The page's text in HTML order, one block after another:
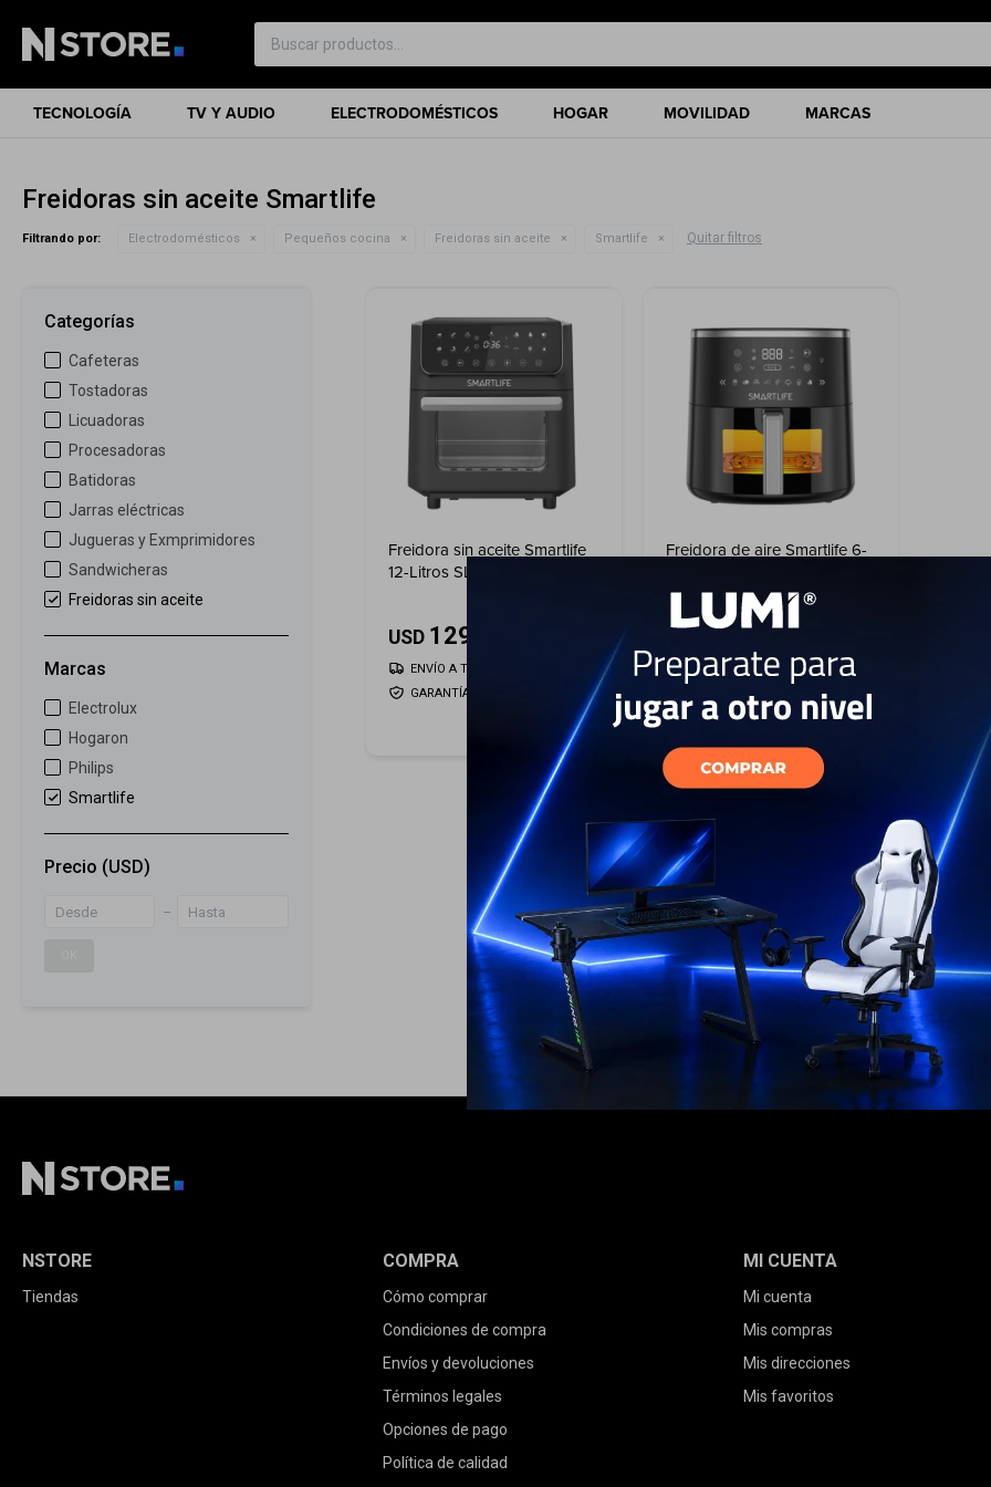
TECNOLOGÍA TV Y AUDIO ELECTRODOMÉSTICOS HOGAR MOVILIDAD MARCAS
Freidoras sin aceite Smartlife
Filtrando por: Electrodomésticos Pequeños cocina Freidoras sin aceite Smartlife Quitar filtros
Freidora sin aceite Smartlife
12-Litros SL-AFDG012
USD 129
GARANTÍA: 2 AÑOS
ENVÍO A TODO EL PAÍS
Freidora de aire Smartlife 6-
79
GARANTÍA: 2 AÑOS
ENVÍO A TODO EL PAÍS
Categorías
Cafeteras
Tostadoras
Licuadoras
Procesadoras
Batidoras
Jarras eléctricas
Jugueras y Exmprimidores
Sandwicheras
Freidoras sin aceite
Marcas
Electrolux
Hogaron
Philips
Smartlife
Precio (USD)
NSTORE
Tiendas
COMPRA
Cómo comprar
Condiciones de compra
Envíos y devoluciones
Términos legales
Opciones de pago
Política de calidad
MI CUENTA
Mi cuenta
Mis compras
Mis direcciones
Mis favoritos